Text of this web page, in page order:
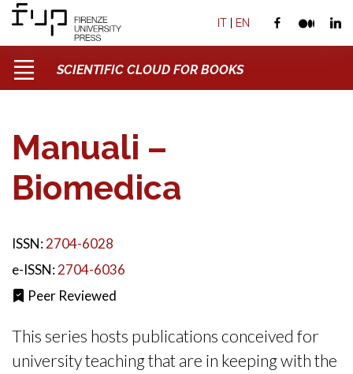
IT | EN
SCIENTIFIC CLOUD FOR BOOKS
Manuali –
Biomedica
ISSN:2704-6028
e-ISSN:2704-6036
Peer Reviewed
This series hosts publications conceived for
university teaching that are in keeping with the